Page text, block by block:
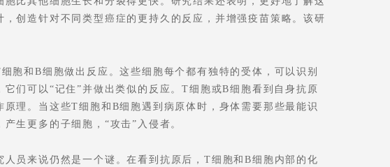
创造针对不同类型癌症的更持久的反应，并增强疫苗策略。该研
胞和B细胞做出反应。这些细胞每个都有独特的受体，可以识别
们可以“记住”并做出类似的反应。T细胞或B细胞看到自身抗原
理。当这些T细胞和B细胞遇到病原体时，身体需要那些最能识
生更多的子细胞，“攻击”入侵者。
员来说仍然是一个谜。在看到抗原后，T细胞和B细胞内部的化